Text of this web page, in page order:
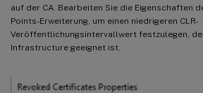
auf der CA. Bearbeiten Sie die Eigenschaften
Points-Erweiterung, um einen niedrigeren CLR-
Veröffentlichungsintervallwert festzulegen,
Infrastructure geeignet ist.